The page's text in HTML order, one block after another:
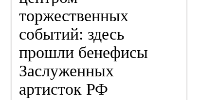
торжественных
событий: здесь
прошли бенефисы
Заслуженных
артисток РФ